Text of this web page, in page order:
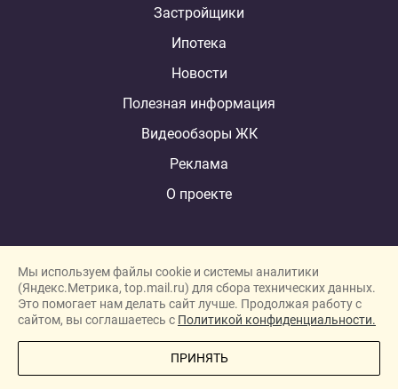
Застройщики
Ипотека
Новости
Полезная информация
Видеообзоры ЖК
Реклама
О проекте
New homes in Dubai
New homes in London
Мы используем файлы cookie и системы аналитики
(Яндекс.Метрика, top.mail.ru) для сбора технических данных.
Это помогает нам делать сайт лучше. Продолжая работу с
сайтом, вы соглашаетесь с Политикой конфиденциальности.
ПРИНЯТЬ